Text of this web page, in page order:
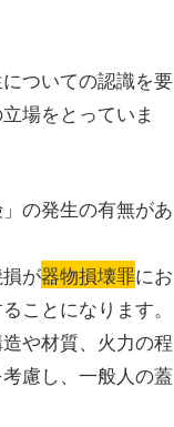
ついての認識を要
場をとっていま
の発生の有無があ
が器物損壊罪にお
ことになります。
や材質、火力の程
慮し、一般人の蓋